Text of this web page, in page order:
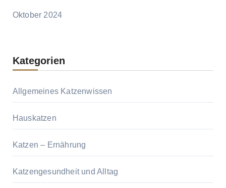
Oktober 2024
Kategorien
Allgemeines Katzenwissen
Hauskatzen
Katzen – Ernährung
Katzengesundheit und Alltag